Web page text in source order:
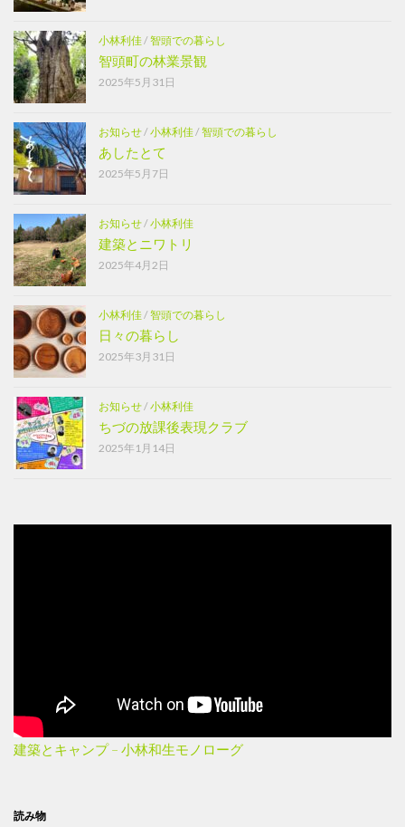
小林利佳/智頭での暮らし
智頭町の林業景観
2025年5月31日
お知らせ/小林利佳/智頭での暮らし
あしたとて
2025年5月7日
お知らせ/小林利佳
建築とニワトリ
2025年4月2日
小林利佳/智頭での暮らし
日々の暮らし
2025年3月31日
お知らせ/小林利佳
ちづの放課後表現クラブ
2025年1月14日
建築とキャンプ – 小林和生モノローグ
読み物